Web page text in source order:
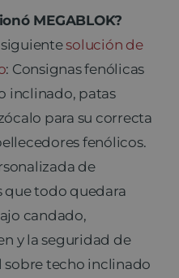
MEGABLOK?
solución de
: Consignas fenólicas
inclinado, patas
para su correcta
fenólicos.
de
que todo quedara
candado,
y la seguridad de
sobre techo inclinado